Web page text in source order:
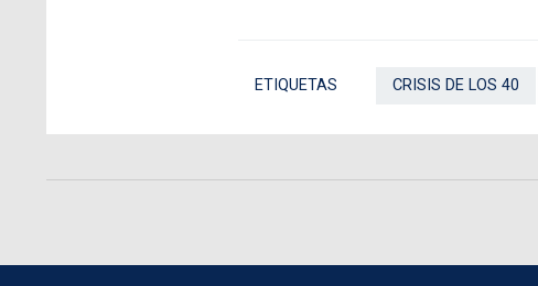
ETIQUETAS CRISIS DE LOS 40